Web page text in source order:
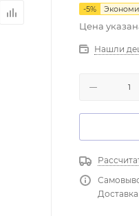
-5%
Цена
Нашли